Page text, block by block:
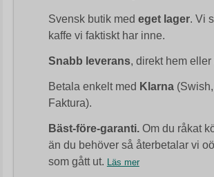
Svensk butik med eget lager. Vi
kaffe vi faktiskt har inne.
Snabb leverans, direkt hem eller
Betala enkelt med Klarna(Swish,
Faktura).
Bäst-före-garanti.Om du råkat
än du behöver så återbetalar vi
som gått ut.
Läs mer